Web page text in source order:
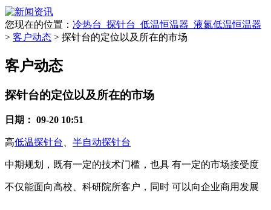
您现在的位置： 冷热台_探针台_低温恒温器_液氮低温恒温器
> 客户动态 > 探针台的定位以及所在的市场
客户动态
探针台的定位以及所在的市场
日期： 09-20 10:51
高低温探针台 半自动探针台
中期规划，既有一定的技术门槛，也具 有一定的市场接受度
不仅能面向高校、科研院所客户，同时 可以向企业商用发展